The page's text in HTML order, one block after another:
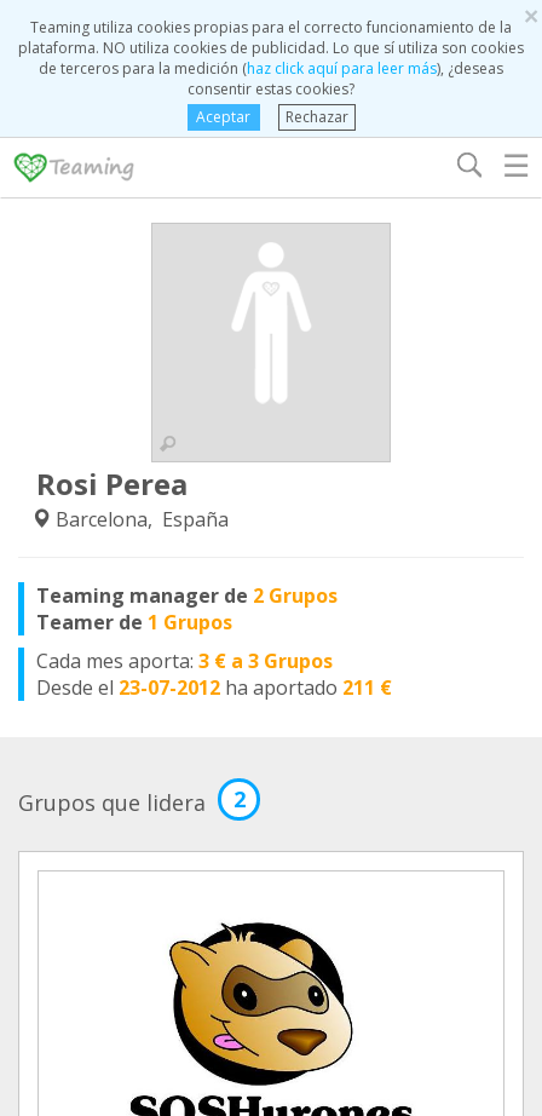
×
Teaming utiliza cookies propias para el correcto funcionamiento de la
plataforma. NO utiliza cookies de publicidad. Lo que sí utiliza son cookies
de terceros para la medición (haz click aquí para leer más), ¿deseas
consentir estas cookies?
Aceptar
Rechazar
☰
Rosi Perea
Barcelona, España
Teaming manager de 2 Grupos
Teamer de 1 Grupos
Cada mes aporta: 3 € a 3 Grupos
Desde el 23-07-2012 ha aportado 211 €
Grupos que lidera 2